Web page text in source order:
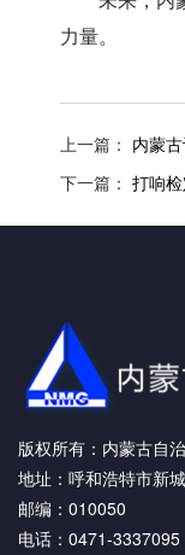
力量。
上一篇： 内蒙
下一篇： 打响
版权所有：内蒙古自
地址：呼和浩特市新
邮编：010050
电话：0471-3337095